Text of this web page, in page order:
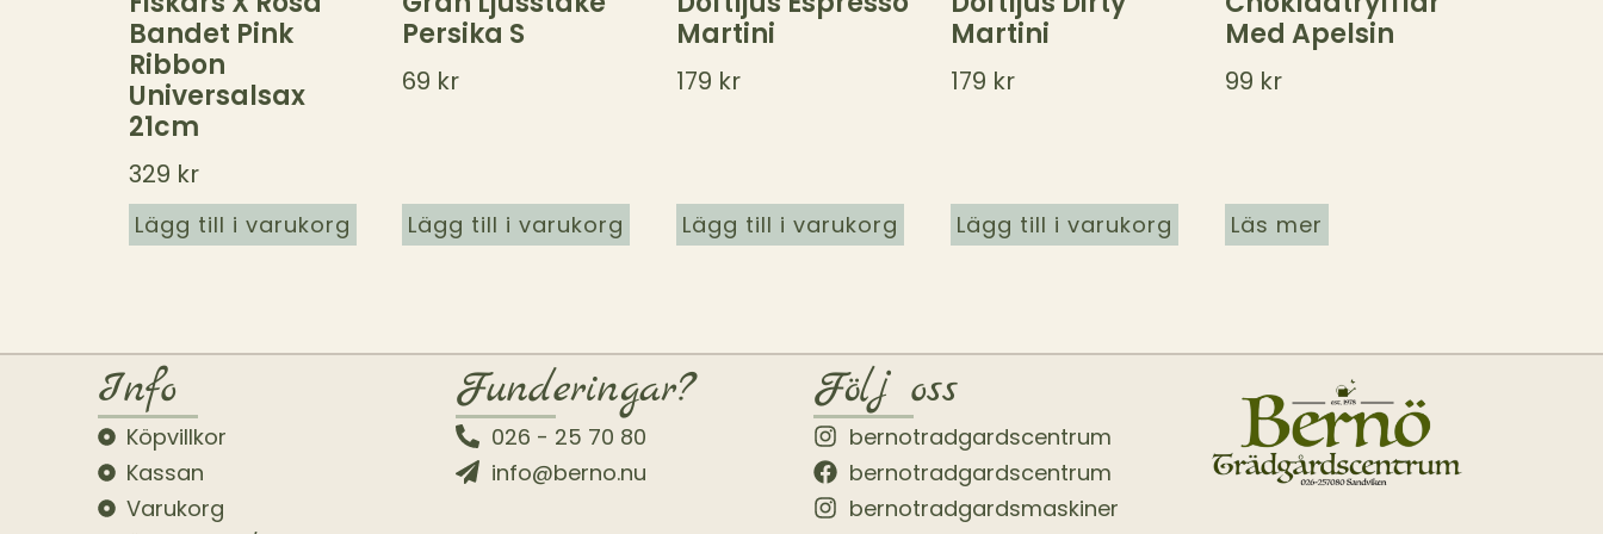
Bandet Pink
Ribbon
Universalsax
21cm
329 kr
Lägg till i varukorg
Persika S
69 kr
Lägg till i varukorg
Martini
179 kr
Lägg till i varukorg
Martini
179 kr
Lägg till i varukorg
Med Apelsin
99 kr
Läs mer
Info
Köpvillkor
Kassan
Varukorg
Funderingar?
026 - 25 70 80
info@berno.nu
Följ oss
bernotradgardscentrum
bernotradgardscentrum
bernotradgardsmaskiner